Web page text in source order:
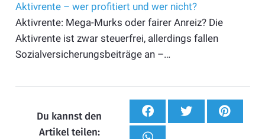
Aktivrente – wer profitiert und wer nicht?
Aktivrente: Mega-Murks oder fairer Anreiz? Die
Aktivrente ist zwar steuerfrei, allerdings fallen
Sozialversicherungsbeiträge an –…
Du kannst den
Artikel teilen: